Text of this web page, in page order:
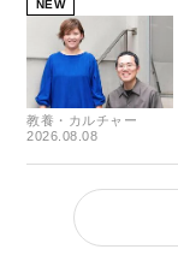
NEW
教養・カルチャー
2026.08.08